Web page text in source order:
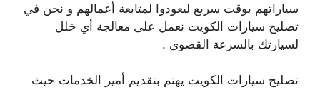
سياراتهم بوقت سريع ليعودوا لمتابعة أعمالهم و نحن في
تصليح سيارات الكويت نعمل على معالجة أي خلل
لسيارتك بالسرعة القصوى .
تصليح سيارات الكويت يهتم بتقديم أميز الخدمات حيث